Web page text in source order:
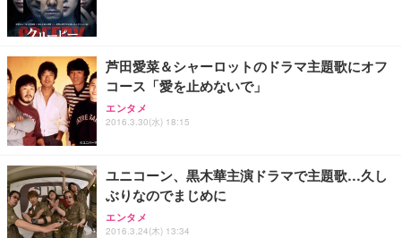
芦田愛菜＆シャーロットのドラマ主題歌にオフ
コース「愛を止めないで」
エンタメ
2016.3.30(水) 18:15
ユニコーン、黒木華主演ドラマで主題歌…久し
ぶりなのでまじめに
エンタメ
2016.3.24(木) 13:34